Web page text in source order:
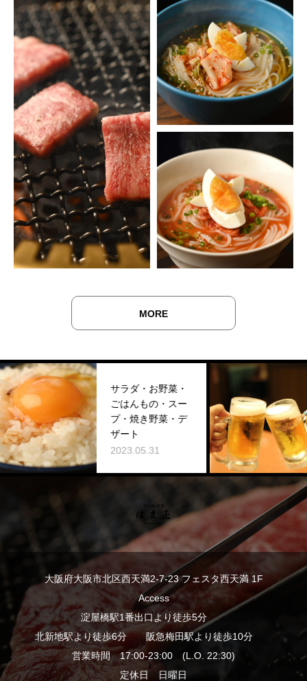
MORE
サラダ・お野菜・
ごはんもの・スー
プ・焼き野菜・デ
ザート
2023.05.31
日本
シャ
他
大阪府大阪市北区西天満2-7-23 フェスタ西天満 1F
Access
淀屋橋駅1番出口より徒歩5分
北新地駅より徒歩6分 阪急梅田駅より徒歩10分
営業時間 17:00-23:00 (L.O. 22:30)
定休日 日曜日